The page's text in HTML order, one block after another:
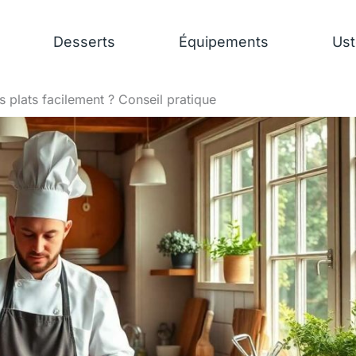
Desserts Équipements
plats facilement ? Conseil pratique